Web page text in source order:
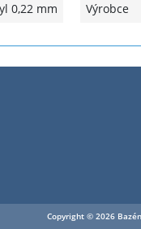
0,22 mm
Výrobce
Copyright © 2026